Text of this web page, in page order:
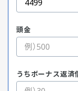
頭金
うちボーナス返済